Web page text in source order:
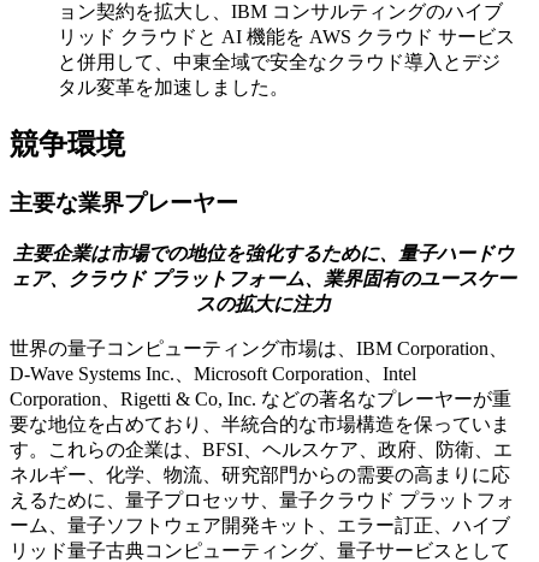
ョン契約を拡大し、IBM コンサルティングのハイブ
リッド クラウドと AI 機能を AWS クラウド サービス
と併用して、中東全域で安全なクラウド導入とデジ
タル変革を加速しました。
競争環境
主要な業界プレーヤー
主要企業は市場での地位を強化するために、量子ハードウ
ェア、クラウド プラットフォーム、業界固有のユースケー
スの拡大に注力
世界の量子コンピューティング市場は、IBM Corporation、
D-Wave Systems Inc.、Microsoft Corporation、Intel
Corporation、Rigetti & Co, Inc. などの著名なプレーヤーが重
要な地位を占めており、半統合的な市場構造を保っていま
す。これらの企業は、BFSI、ヘルスケア、政府、防衛、エ
ネルギー、化学、物流、研究部門からの需要の高まりに応
えるために、量子プロセッサ、量子クラウド プラットフォ
ーム、量子ソフトウェア開発キット、エラー訂正、ハイブ
リッド量子古典コンピューティング、量子サービスとして